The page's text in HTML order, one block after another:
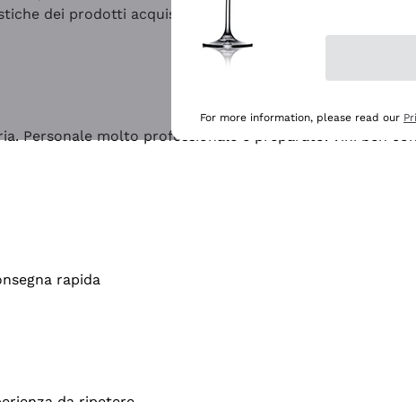
dei prodotti acquistati
Personale molto professionale e preparato. Vini ben
rapida
For more information, please read our